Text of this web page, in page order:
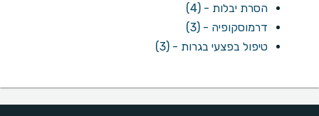
הסרת יבלות - (4)
דרמוסקופיה - (3)
טיפול בפצעי בגרות - (3)